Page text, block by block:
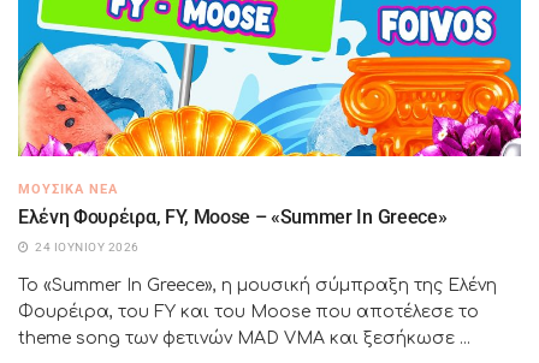
ΜΟΥΣΙΚΆ ΝΈΑ
Ελένη Φουρέιρα, FY, Moose – «Summer In Greece»
24 ΙΟΥΝΊΟΥ 2026
Το «Summer In Greece», η μουσική σύμπραξη της Ελένη
Φουρέιρα, του FY και του Moose που αποτέλεσε το
theme song των φετινών MAD VMA και ξεσήκωσε ...